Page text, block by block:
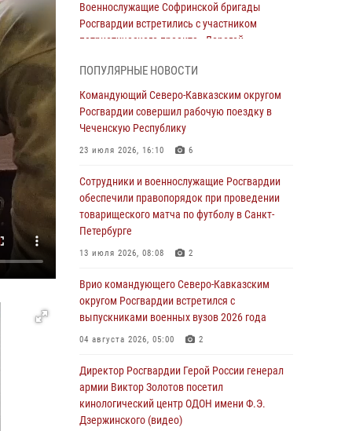
Военнослужащие Софринской бригады
Росгвардии встретились с участником
патриотического проекта «Дорогой
(видео)
08 августа 2026, 07:00 2 1
ОМОН «Ойрат» Управления Росгвардии по
Республике Калмыкия исполнилось 20 лет
В Кабардино-Балкарии сотрудники
Росгвардии провели турнир по настольному
теннису ко Дню физкультурника
08 августа 2026, 07:00
Росгвардейцы обеспечили безопасность
«Поезда Победы» в Кузбассе
08 августа 2026, 07:00
медикам и девушке с ограниченными
возможностями здоровья (видео)
08 августа 2026, 06:32 1
ПОПУЛЯРНЫЕ НОВОСТИ
Командующий Северо-Кавказским округом
Росгвардии совершил рабочую поездку в
Чеченскую Республику
23 июля 2026, 16:10 6
Сотрудники и военнослужащие Росгвардии
обеспечили правопорядок при проведении
товарищеского матча по футболу в Санкт-
Петербурге
13 июля 2026, 08:08 2
Врио командующего Северо-Кавказским
округом Росгвардии встретился с
выпускниками военных вузов 2026 года
04 августа 2026, 05:00 2
Директор Росгвардии Герой России генерал
армии Виктор Золотов посетил
кинологический центр ОДОН имени Ф.Э.
Дзержинского (видео)